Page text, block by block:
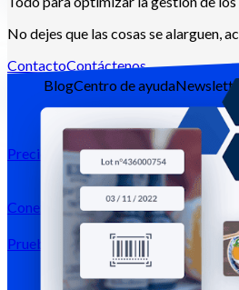
BlogCentro de ayuda
Precios
Conexión →
Prueba gratis Registrarse
No dejes que las cosas se alarguen,
ContactoContáctenos